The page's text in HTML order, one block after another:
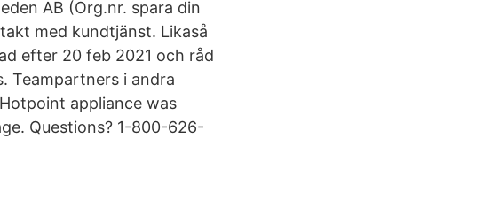
AB (Org.nr. spara din
med kundtjänst. Likaså
efter 20 feb 2021 och råd
Teampartners i andra
appliance was
Questions? 1-800-626-